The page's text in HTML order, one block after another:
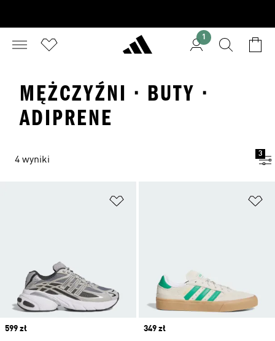
1
MĘŻCZYŹNI · BUTY ·
ADIPRENE
4 wyniki
3
Price
599 zł
Price
349 zł